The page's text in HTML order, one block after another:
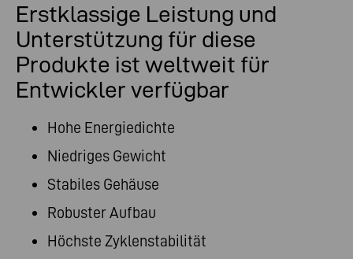
Erstklassige Leistung und
Unterstützung für diese
Produkte ist weltweit für
Entwickler verfügbar
Hohe Energiedichte
Niedriges Gewicht
Stabiles Gehäuse
Robuster Aufbau
Höchste Zyklenstabilität